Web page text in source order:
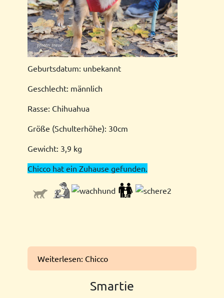
Geburtsdatum: unbekannt
Geschlecht: männlich
Rasse: Chihuahua
Größe (Schulterhöhe): 30cm
Gewicht: 3,9 kg
Chicco hat ein Zuhause gefunden.
Weiterlesen: Chicco
Smartie